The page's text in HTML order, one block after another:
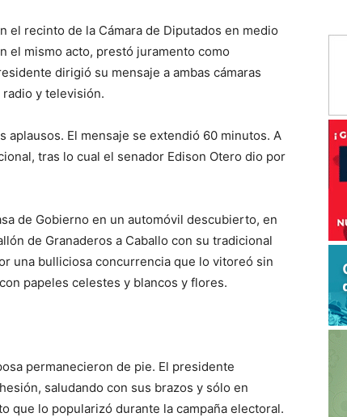
recinto de la Cámara de Diputados en medio
el mismo acto, prestó juramento como
dirigió su mensaje a ambas cámaras
y televisión.
El mensaje se extendió 60 minutos. A
tras lo cual el senador Edison Otero dio por
de Gobierno en un automóvil descubierto, en
de Granaderos a Caballo con su tradicional
una bulliciosa concurrencia que lo vitoreó sin
papeles celestes y blancos y flores.
permanecieron de pie. El presidente
saludando con sus brazos y sólo en
que lo popularizó durante la campaña electoral.